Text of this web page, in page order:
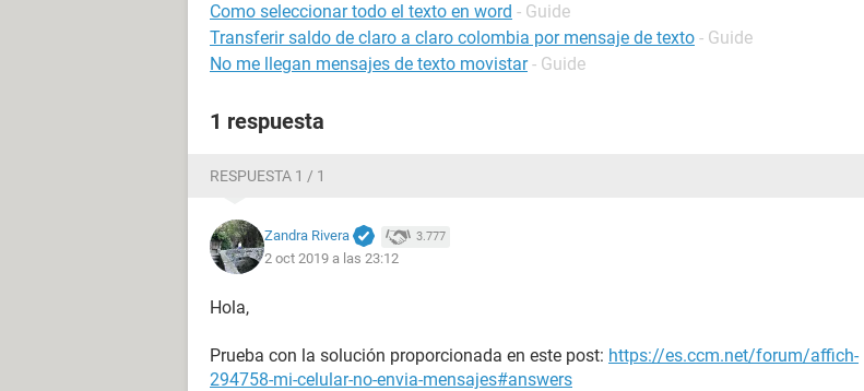
Como seleccionar todo el texto en word - Guide
Transferir saldo de claro a claro colombia por mensaje de texto - Guide
No me llegan mensajes de texto movistar - Guide
1 respuesta
RESPUESTA 1 / 1
Zandra Rivera 3.777
2 oct 2019 a las 23:12
Hola,
Prueba con la solución proporcionada en este post: https://es.ccm.net/forum/affich-
294758-mi-celular-no-envia-mensajes#answers